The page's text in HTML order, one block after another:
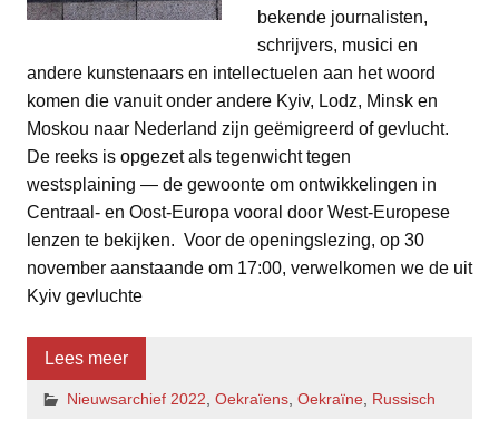
bekende journalisten,
schrijvers, musici en
andere kunstenaars en intellectuelen aan het woord
komen die vanuit onder andere Kyiv, Lodz, Minsk en
Moskou naar Nederland zijn geëmigreerd of gevlucht.
De reeks is opgezet als tegenwicht tegen
westsplaining — de gewoonte om ontwikkelingen in
Centraal- en Oost-Europa vooral door West-Europese
lenzen te bekijken. Voor de openingslezing, op 30
november aanstaande om 17:00, verwelkomen we de uit
Kyiv gevluchte
Lees meer
Nieuwsarchief 2022 Oekraïens, Oekraïne Russisch